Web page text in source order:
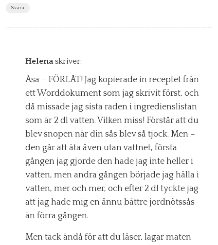
Svara
Helena skriver:
Åsa – FÖRLÅT! Jag kopierade in receptet från
ett Worddokument som jag skrivit först, och
då missade jag sista raden i ingredienslistan
som är 2 dl vatten. Vilken miss! Förstår att du
blev snopen när din sås blev så tjock. Men –
den går att äta även utan vattnet, första
gången jag gjorde den hade jag inte heller i
vatten, men andra gången började jag hälla i
vatten, mer och mer, och efter 2 dl tyckte jag
att jag hade mig en ännu bättre jordnötssås
än förra gången.
Men tack ändå för att du läser, lagar maten